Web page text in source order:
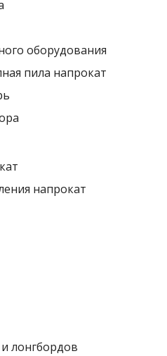
оборудования
пила напрокат
напрокат
лонгбордов